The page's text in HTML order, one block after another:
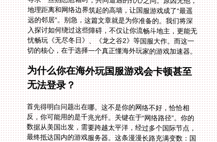
切的核心，在于选择一个真正懂海外玩家的游戏加速器。
为什么你在海外玩国服游戏会卡顿甚至
无法登录？
首先得明白问题出在哪。这不是你的网络不好，恰恰相
反，你可能用的是千兆光纤。关键在于“网络路径”。你的
数据从美国出发，需要跨越太平洋，经过多个国际节点，
最终抵达国内的游戏服务器。这条漫漫长路充满变数：国
际带宽拥堵、运营商策略限制，以及游戏服务商对海外IP
的识别与拦截，都会导致高延迟、丢包甚至直接拒绝连
接。玩《欢乐斗地主》时出牌慢半拍被队友嫌弃，或是打